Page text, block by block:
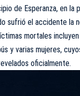
de Esperanza, en la
sufrió el accidente la
mortales
y varias mujeres,
oficialmente.